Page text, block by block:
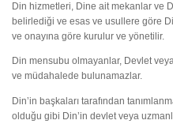
Din hizmetleri, Dine ait mekanlar ve
belirlediği ve esas ve usullere göre
ve onayına göre kurulur ve yönetilir.
Din mensubu olmayanlar, Devlet
ve müdahalede bulunamazlar.
Din’in başkaları tarafından
olduğu gibi Din’in devlet veya